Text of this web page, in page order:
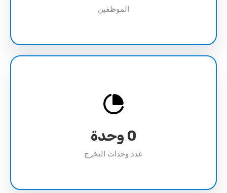
الموظفين
0 وحدة
عدد وحدات التخرج